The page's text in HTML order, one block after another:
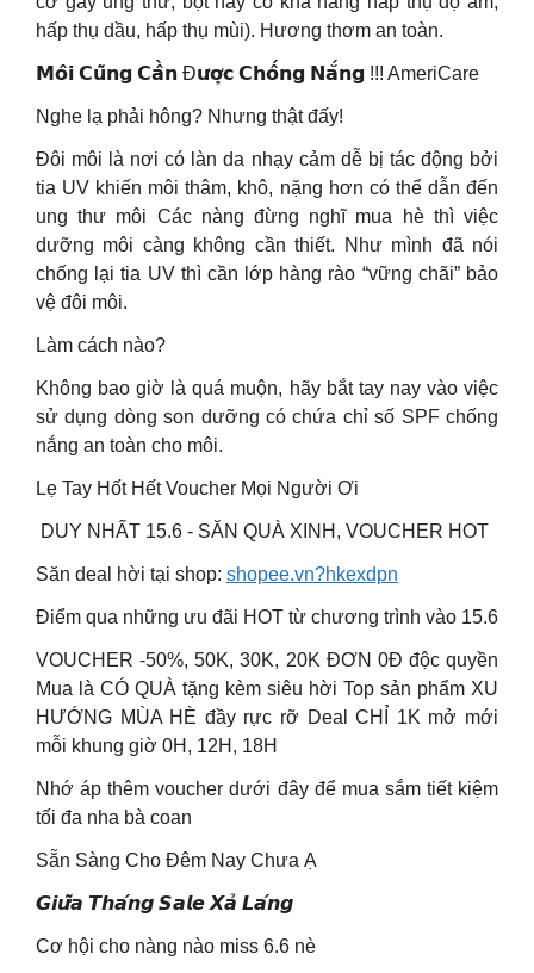
hấp thụ dầu, hấp thụ mùi). Hương thơm an toàn.
𝗠𝗼̂𝗶 𝗖𝘂̃𝗻𝗴 𝗖𝗮̂̀𝗻 Đ𝘂̛𝗼̛̣𝗰 𝗖𝗵𝗼̂́𝗻𝗴 𝗡𝗮̆́𝗻𝗴 !!! AmeriCare
Nghe lạ phải hông? Nhưng thật đấy!
Đôi môi là nơi có làn da nhạy cảm dễ bị tác động bởi
tia UV khiến môi thâm, khô, nặng hơn có thể dẫn đến
ung thư môi Các nàng đừng nghĩ mua hè thì việc
dưỡng môi càng không cần thiết. Như mình đã nói
chống lại tia UV thì cần lớp hàng rào “vững chãi” bảo
vệ đôi môi.
Làm cách nào?
Không bao giờ là quá muộn, hãy bắt tay nay vào việc
sử dụng dòng son dưỡng có chứa chỉ số SPF chống
nắng an toàn cho môi.
Lẹ Tay Hốt Hết Voucher Mọi Người Ơi
️ DUY NHẤT 15.6 ️- SĂN QUÀ XINH, VOUCHER HOT
Săn deal hời tại shop: shopee.vn?hkexdpn
Điểm qua những ưu đãi HOT từ chương trình vào 15.6
VOUCHER -50%, 50K, 30K, 20K ĐƠN 0Đ độc quyền
Mua là CÓ QUÀ tặng kèm siêu hời Top sản phẩm XU
HƯỚNG MÙA HÈ đầy rực rỡ Deal CHỈ 1K mở mới
mỗi khung giờ 0H, 12H, 18H
Nhớ áp thêm voucher dưới đây để mua sắm tiết kiệm
tối đa nha bà coan
Sẵn Sàng Cho Đêm Nay Chưa Ạ
𝙂𝙞𝙪̛̃𝙖 𝙏𝙝𝙖́𝙣𝙜 𝙎𝙖𝙡𝙚 𝙓𝙖̉ 𝙇𝙖́𝙣𝙜
Cơ hội cho nàng nào miss 6.6 nè